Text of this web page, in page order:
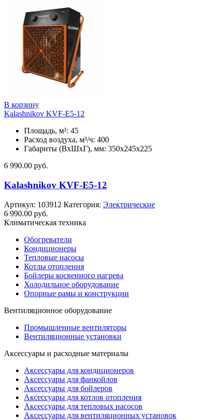
В корзину
Kalashnikov KVF-E5-12
Площадь, м²: 45
Расход воздуха, м³/ч: 400
Габариты (ВхШхГ), мм: 350x245x225
6 990.00 руб.
Kalashnikov KVF-E5-12
Артикул: 103912 Категория: Электрические
6 990.00 руб.
Климатическая техника
Обогреватели
Кондиционеры
Тепловые насосы
Котлы отопления
Бойлеры косвенного нагрева
Холодильное оборудование
Опорные рамы и конструкции
Вентиляционное оборудование
Промышленные вентиляторы
Вентиляционные установки
Аксессуары и расходные материалы
Аксессуары для кондиционеров
Аксессуары для фанкойлов
Аксессуары для бойлеров
Аксессуары для котлов отопления
Аксессуары для тепловых насосов
Аксессуары для вентиляционных установок